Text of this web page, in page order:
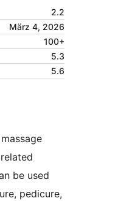
2.2
März 4, 2026
100+
5.3
5.6
be used
pedicure,